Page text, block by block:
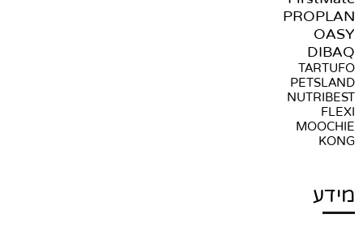
PROPLAN
OASY
DIBAQ
TARTUFO
PETSLAND
NUTRIBEST
FLEXI
MOOCHIE
KONG
מידע